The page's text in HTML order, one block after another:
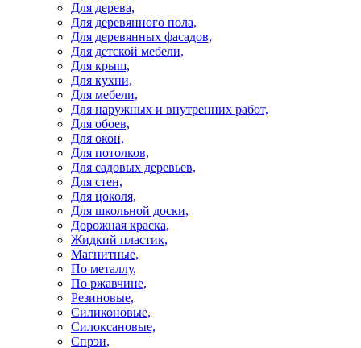
Для дерева,
Для деревянного пола,
Для деревянных фасадов,
Для детской мебели,
Для крыш,
Для кухни,
Для мебели,
Для наружных и внутренних работ,
Для обоев,
Для окон,
Для потолков,
Для садовых деревьев,
Для стен,
Для цоколя,
Для школьной доски,
Дорожная краска,
Жидкий пластик,
Магнитные,
По металлу,
По ржавчине,
Резиновые,
Силиконовые,
Силоксановые,
Спрэи,